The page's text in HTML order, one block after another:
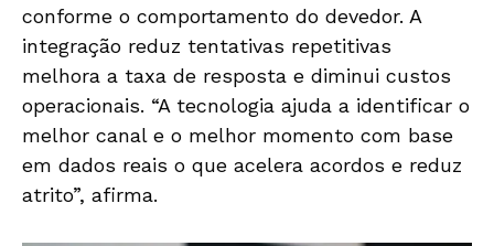
conforme o comportamento do devedor. A
integração reduz tentativas repetitivas
melhora a taxa de resposta e diminui custos
operacionais. “A tecnologia ajuda a identificar o
melhor canal e o melhor momento com base
em dados reais o que acelera acordos e reduz
atrito”, afirma.